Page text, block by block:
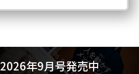
2026年9月号発売中